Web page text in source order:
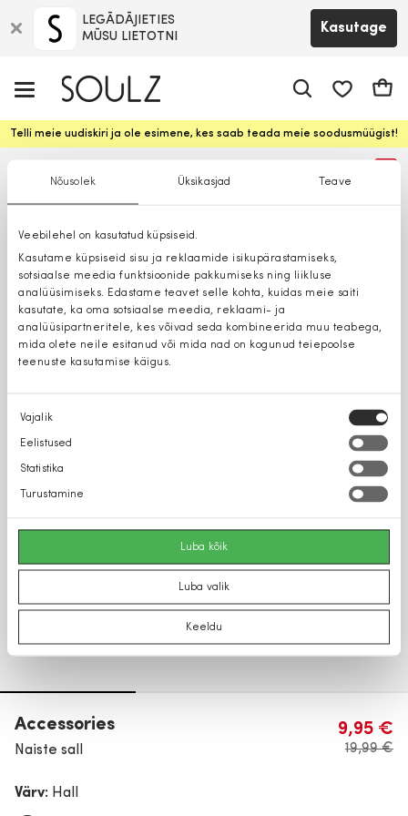
Nõusolek Üksikasjad Teave
Veebilehel on kasutatud küpsiseid.
Kasutame küpsiseid sisu ja reklaamide isikupärastamiseks,
sotsiaalse meedia funktsioonide pakkumiseks ning liikluse
analüüsimiseks. Edastame teavet selle kohta, kuidas meie saiti
kasutate, ka oma sotsiaalse meedia, reklaami- ja
analüüsipartneritele, kes võivad seda kombineerida muu teabega,
mida olete neile esitanud või mida nad on kogunud teiepoolse
teenuste kasutamise käigus.
Nõusoleku
valik
Vajalik
Eelistused
Statistika
Turustamine
Luba kõik
Luba valik
Keeldu
LEGĀDĀJIETIES
MŪSU LIETOTNI
Kasutage
Telli meie uudiskiri ja ole esimene, kes saab teada meie soodusmüügist!
Accessories
Naiste sall
9,95 €
19,99 €
Värv: Hall